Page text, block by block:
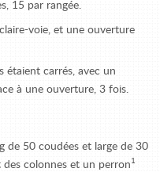
15 par rangée.
voie, et une ouverture
étaient carrés, avec un
à une ouverture, 3 fois.
de 50 coudées et large de 30
colonnes et un perron 1